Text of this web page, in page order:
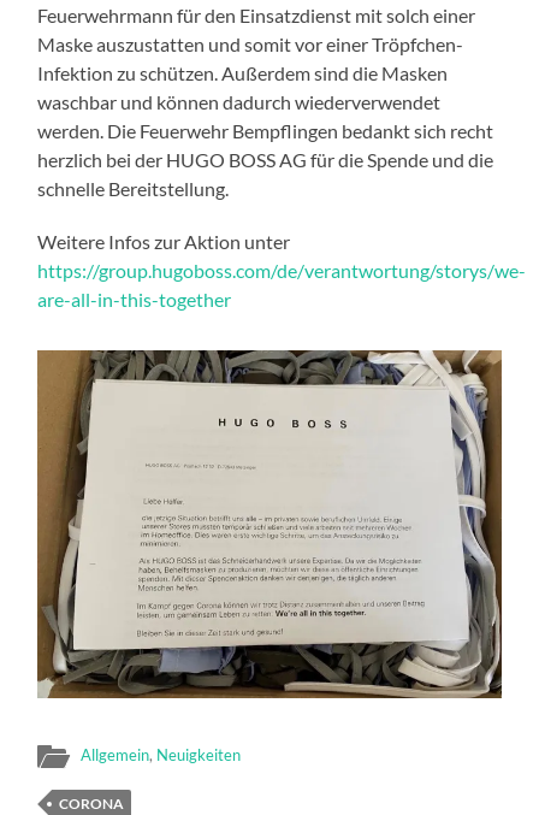
Feuerwehrmann für den Einsatzdienst mit solch einer
Maske auszustatten und somit vor einer Tröpfchen-
Infektion zu schützen. Außerdem sind die Masken
waschbar und können dadurch wiederverwendet
werden. Die Feuerwehr Bempflingen bedankt sich recht
herzlich bei der HUGO BOSS AG für die Spende und die
schnelle Bereitstellung.
Weitere Infos zur Aktion unter
https://group.hugoboss.com/de/verantwortung/storys/we-
are-all-in-this-together
Allgemein, Neuigkeiten
CORONA